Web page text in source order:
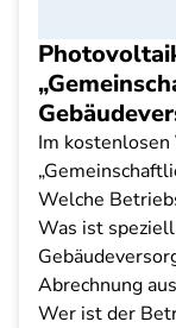
Im
Welche
Was ist
Abrechnung
Wer ist der